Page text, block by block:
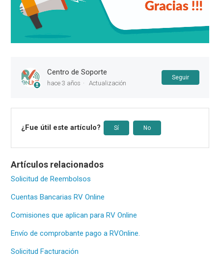
Centro de Soporte
hace 3 años Actualización
Seguir
¿Fue útil este artículo? Sí No
Artículos relacionados
Solicitud de Reembolsos
Cuentas Bancarias RV Online
Comisiones que aplican para RV Online
Envío de comprobante pago a RVOnline.
Solicitud Facturación